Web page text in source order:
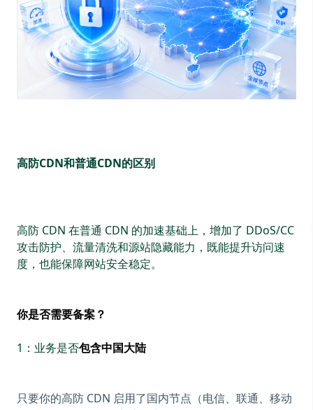
高防CDN和普通CDN的区别
高防 CDN 在普通 CDN 的加速基础上，增加了 DDoS/CC
攻击防护、流量清洗和源站隐藏能力，既能提升访问速
度，也能保障网站安全稳定。
你是否需要备案？
1：业务是否包含中国大陆
只要你的高防 CDN 启用了国内节点（电信、联通、移动